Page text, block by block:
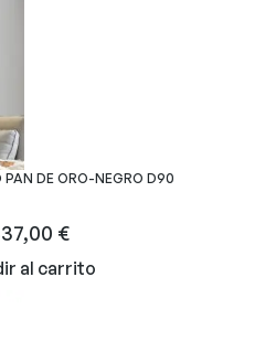
PAN DE ORO-NEGRO D90
€
al carrito